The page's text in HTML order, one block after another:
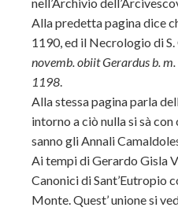
Alla predetta pagina dice
1190, ed il Necrologio di
novemb. obiit Gerardus b.
1198.
Alla stessa pagina parla
intorno a ciò nulla si sà
sanno gli Annali
Ai tempi di Gerardo Gisla
Canonici di Sant’Eutropio
Monte. Quest’ unione si